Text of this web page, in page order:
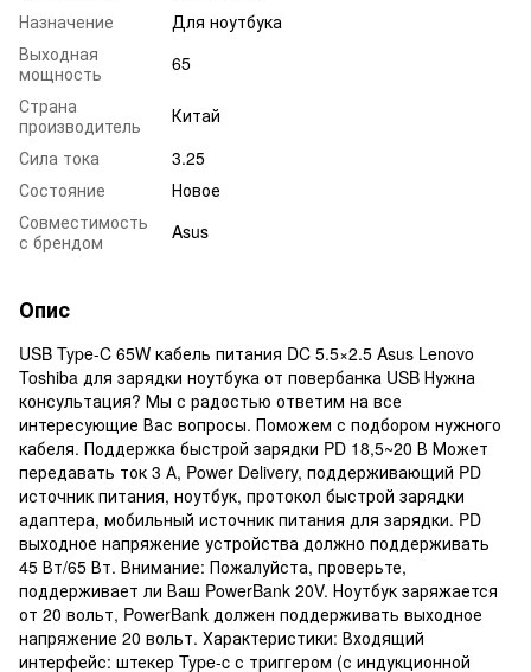
Назначение
Для ноутбука
Выходная
мощность
65
Страна
производитель
Китай
Сила тока
3.25
Состояние
Новое
Совместимость
с брендом
Asus
Опис
USB Type-C 65W кабель питания DC 5.5×2.5 Asus Lenovo
Toshiba для зарядки ноутбука от повербанка USB Нужна
консультация? Мы с радостью ответим на все
интересующие Вас вопросы. Поможем с подбором нужного
кабеля. Поддержка быстрой зарядки PD 18,5~20 В Может
передавать ток 3 А, Power Delivery, поддерживающий PD
источник питания, ноутбук, протокол быстрой зарядки
адаптера, мобильный источник питания для зарядки. PD
выходное напряжение устройства должно поддерживать
45 Вт/65 Вт. Внимание: Пожалуйста, проверьте,
поддерживает ли Ваш PowerBank 20V. Ноутбук заряжается
от 20 вольт, PowerBank должен поддерживать выходное
напряжение 20 вольт. Характеристики: Входящий
интерфейс: штекер Type-c с триггером (с индукционной